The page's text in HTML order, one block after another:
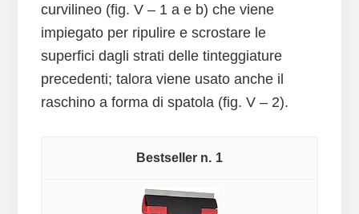
curvilineo (fig. V – 1 a e b) che viene
impiegato per ripulire e scrostare le
superfici dagli strati delle tinteggiature
precedenti; talora viene usato anche il
raschino a forma di spatola (fig. V – 2).
1